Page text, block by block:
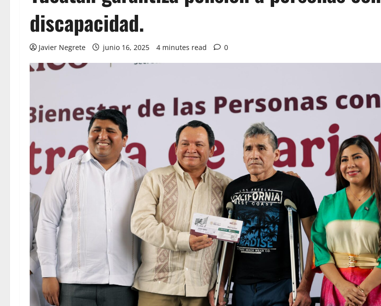
discapacidad.
Javier Negrete junio 16, 2025 4 minutes read 0